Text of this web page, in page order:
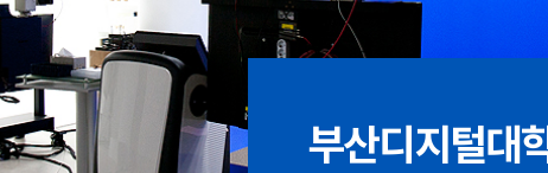
부산디지털대